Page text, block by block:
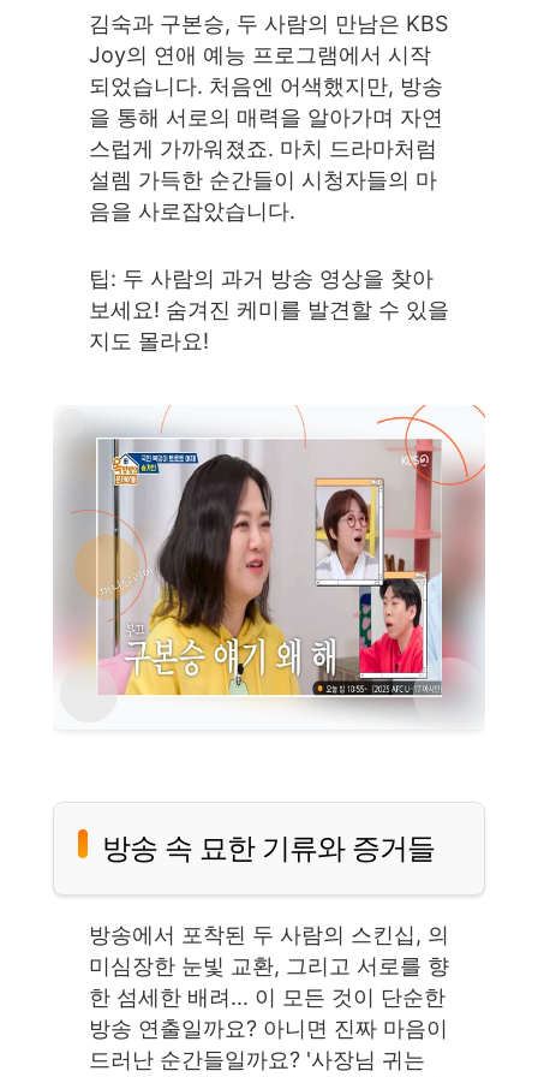
김숙과 구본승, 두 사람의 만남은 KBS
Joy의 연애 예능 프로그램에서 시작
되었습니다. 처음엔 어색했지만, 방송
을 통해 서로의 매력을 알아가며 자연
스럽게 가까워졌죠. 마치 드라마처럼
설렘 가득한 순간들이 시청자들의 마
음을 사로잡았습니다.
팁: 두 사람의 과거 방송 영상을 찾아
보세요! 숨겨진 케미를 발견할 수 있을
지도 몰라요!
방송 속 묘한 기류와 증거들
방송에서 포착된 두 사람의 스킨십, 의
미심장한 눈빛 교환, 그리고 서로를 향
한 섬세한 배려... 이 모든 것이 단순한
방송 연출일까요? 아니면 진짜 마음이
드러난 순간들일까요? '사장님 귀는